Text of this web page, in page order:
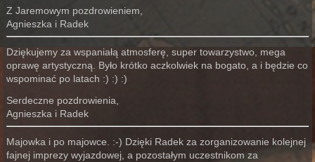
Z Jaremowym pozdrowieniem,
Agnieszka i Radek
Dziękujemy za wspaniałą atmosferę, super towarzystwo, mega
oprawę artystyczną. Było krótko aczkolwiek na bogato, a i będzie co
wspominać po latach :) :) :)
Serdeczne pozdrowienia,
Agnieszka i Radek
Majowka i po majowce. :-) Dzięki Radek za zorganizowanie kolejnej
fajnej imprezy wyjazdowej, a pozostałym uczestnikom za